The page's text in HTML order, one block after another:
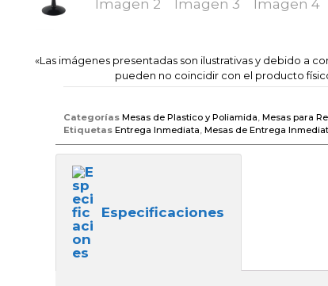
«Las imágenes presentadas son ilustrativas y debido a
pueden no coincidir con el producto
Categorías Mesas de Plastico y Poliamida, Mesas para
Etiquetas Entrega Inmediata, Mesas de Entrega
Especificaciones